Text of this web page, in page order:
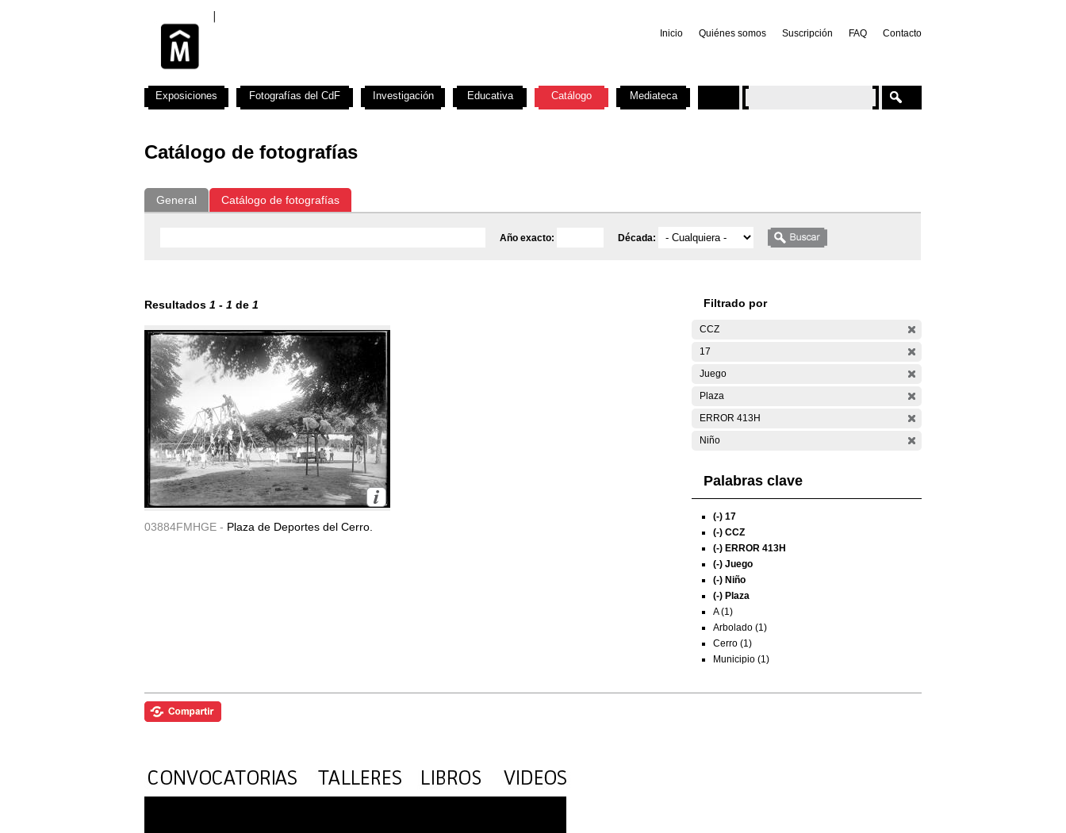
Inicio Quiénes somos Suscripción FAQ Contacto
Catálogo de fotografías
General Catálogo de fotografías
Año exacto: Década:
Resultados 1 - 1 de 1
03884FMHGE - Plaza de Deportes del Cerro.
Filtrado por
CCZ
17
Juego
Plaza
ERROR 413H
Niño
Palabras clave
(-) 17
(-) CCZ
(-) ERROR 413H
(-) Juego
(-) Niño
(-) Plaza
A (1)
Arbolado (1)
Cerro (1)
Municipio (1)
Exposiciones Fotografías del CdF Investigación Educativa Catálogo Mediateca